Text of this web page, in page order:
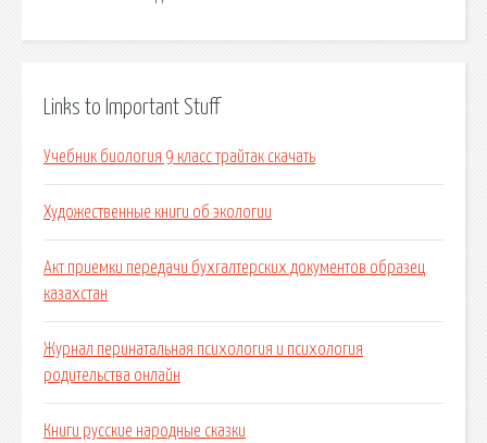
Links to Important Stuff
Учебник биология 9 класс трайтак скачать
Художественные книги об экологии
Акт приемки передачи бухгалтерских документов образец
казахстан
Журнал перинатальная психология и психология
родительства онлайн
Книги русские народные сказки